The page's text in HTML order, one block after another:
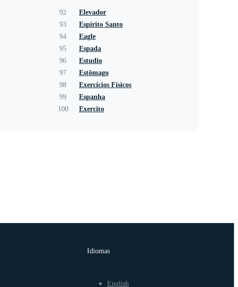
92
Elevador
93
Espírito Santo
94
Eagle
95
Espada
96
Estudio
97
Estômago
98
Exercícios Físicos
99
Espanha
100
Exercito
Idiomas
English